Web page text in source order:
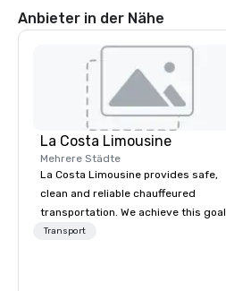
Anbieter in der Nähe
La Costa Limousine
Mehrere Städte
La Costa Limousine provides safe,
clean and reliable chauffeured
transportation. We achieve this goal
with highly trained chauffeurs, the
Transport